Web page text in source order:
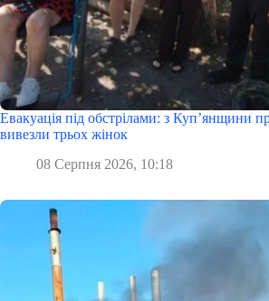
Евакуація під обстрілами: з Куп’янщини
вивезли трьох жінок
08 Серпня 2026, 10:18